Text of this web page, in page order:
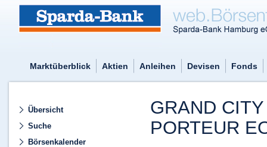
Marktüberblick Aktien Anleihen Devisen Fonds
Übersicht
Suche
Börsenkalender
GRAND
PORTEUR